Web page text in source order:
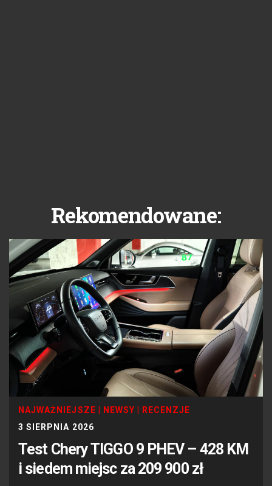
Rekomendowane:
NAJWAŻNIEJSZE NEWSY
RECENZJE
3 SIERPNIA 2026
Test Chery TIGGO 9 PHEV – 428 KM
i siedem miejsc za 209 900 zł